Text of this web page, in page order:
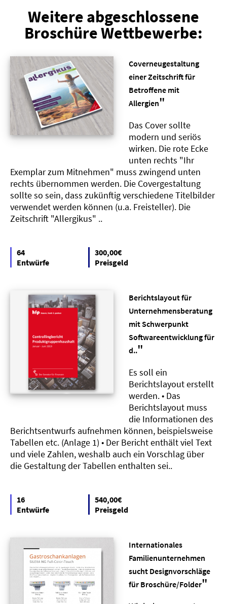
Weitere abgeschlossene
Broschüre Wettbewerbe:
Coverneugestaltung
einer Zeitschrift für
Betroffene mit
Allergien"
Das Cover sollte
modern und seriös
wirken. Die rote Ecke
unten rechts "Ihr
Exemplar zum Mitnehmen" muss zwingend unten
rechts übernommen werden. Die Covergestaltung
sollte so sein, dass zukünftig verschiedene Titelbilder
verwendet werden können (u.a. Freisteller). Die
Zeitschrift "Allergikus" ..
64
Entwürfe
300,00€
Preisgeld
Berichtslayout für
Unternehmensberatung
mit Schwerpunkt
Softwareentwicklung für
d.."
Es soll ein
Berichtslayout erstellt
werden. • Das
Berichtslayout muss
die Informationen des
Berichtsentwurfs aufnehmen können, beispielsweise
Tabellen etc. (Anlage 1) • Der Bericht enthält viel Text
und viele Zahlen, weshalb auch ein Vorschlag über
die Gestaltung der Tabellen enthalten sei..
16
Entwürfe
540,00€
Preisgeld
Internationales
Familienunternehmen
sucht Designvorschläge
für Broschüre/Folder"